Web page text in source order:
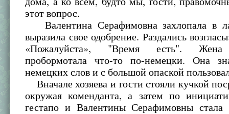
этот вопрос.
Валентина Серафимовна захлопала в
выразила свое одобрение. Раздались
«Пожалуйста», "Время есть". Жена
пробормотала что-то по-немецки. Она
немецких слов и с большой опаской
Вначале хозяева и гости стояли кучкой
окружая коменданта, а затем по
гестапо и Валентины Серафимовны стала